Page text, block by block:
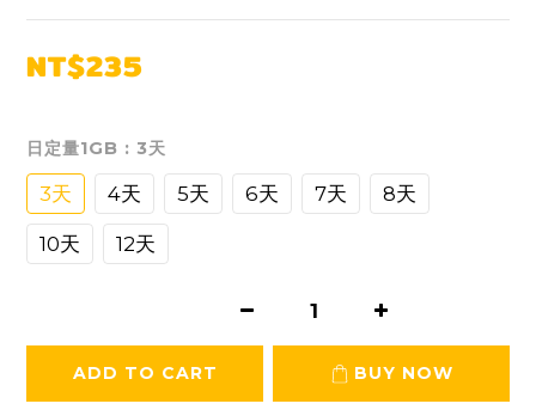
NT$235
日定量1GB : 3天
3天 4天 5天 6天 7天 8天
10天 12天
ADD TO CART BUY NOW